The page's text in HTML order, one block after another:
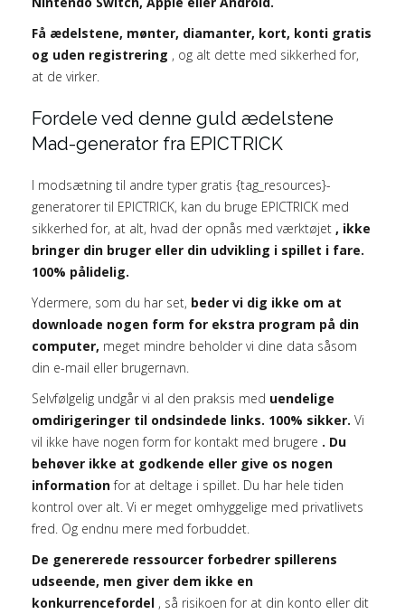
Få ædelstene, mønter, diamanter, kort, konti gratis
og uden registrering , og alt dette med sikkerhed for,
at de virker.
Fordele ved denne guld ædelstene
Mad-generator fra EPICTRICK
I modsætning til andre typer gratis {tag_resources}-
generatorer til EPICTRICK, kan du bruge EPICTRICK med
sikkerhed for, at alt, hvad der opnås med værktøjet , ikke
bringer din bruger eller din udvikling i spillet i fare.
100% pålidelig.
Ydermere, som du har set, beder vi dig ikke om at
downloade nogen form for ekstra program på din
computer, meget mindre beholder vi dine data såsom
din e-mail eller brugernavn.
Selvfølgelig undgår vi al den praksis med uendelige
omdirigeringer til ondsindede links. 100% sikker. Vi
vil ikke have nogen form for kontakt med brugere . Du
behøver ikke at godkende eller give os nogen
informationfor at deltage i spillet. Du har hele tiden
kontrol over alt. Vi er meget omhyggelige med privatlivets
fred. Og endnu mere med forbuddet.
De genererede ressourcer forbedrer spillerens
udseende, men giver dem ikke en
konkurrencefordel , så risikoen for at din konto eller dit